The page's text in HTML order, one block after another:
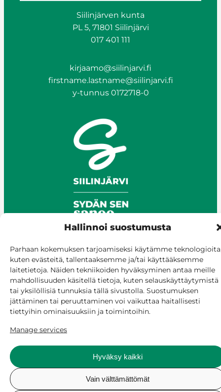
Hallinnoi suostumusta
Parhaan kokemuksen tarjoamiseksi käytämme
kuten evästeitä, tallentaaksemme ja/tai käyttääksemme
laitetietoja. Näiden tekniikoiden hyväksyminen antaa meille
mahdollisuuden käsitellä tietoja, kuten selauskäyttäytymistä
tai yksilöllisiä tunnuksia tällä sivustolla. Suostumuksen
jättäminen tai peruuttaminen voi vaikuttaa haitallisesti
tiettyihin ominaisuuksiin ja toimintoihin.
Manage services
Hyväksy kaikki
Vain välttämättömät
Siilinjärven kunta
PL 5, 71801 Siilinjärvi
017 401 111
kirjaamo@siilinjarvi.fi
firstname.lastname@siilinjarvi.fi
y-tunnus 0172718-0
© Siilinjärvi 2025
Give feedback
Online services
Billing and invoicing
Accessibility